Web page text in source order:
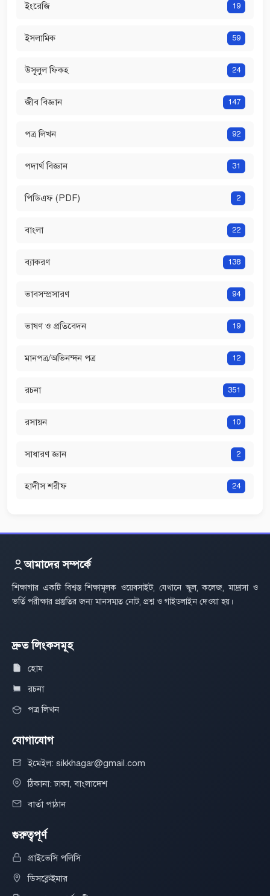
ইংরেজি 19
ইসলামিক 59
উসূলুল ফিকহ 24
জীব বিজ্ঞান 147
পত্র লিখন 92
পদার্থ বিজ্ঞান 31
পিডিএফ (PDF) 2
বাংলা 22
ব্যাকরণ 138
ভাবসম্প্রসারণ 94
ভাষণ ও প্রতিবেদন 19
মানপত্র/অভিনন্দন পত্র 12
রচনা 351
রসায়ন 10
সাধারণ জ্ঞান 2
হাদীস শরীফ 24
আমাদের সম্পর্কে
শিক্ষাগার একটি বিশ্বস্ত শিক্ষামূলক ওয়েবসাইট, যেখানে স্কুল, কলেজ, মাদ্রাসা ও
ভর্তি পরীক্ষার প্রস্তুতির জন্য মানসম্মত নোট, প্রশ্ন ও গাইডলাইন দেওয়া হয়।
দ্রুত লিংকসমূহ
হোম
রচনা
পত্র লিখন
যোগাযোগ
ইমেইল: sikkhagar@gmail.com
ঠিকানা: ঢাকা, বাংলাদেশ
বার্তা পাঠান
গুরুত্বপূর্ণ
প্রাইভেসি পলিসি
ডিসক্লেইমার